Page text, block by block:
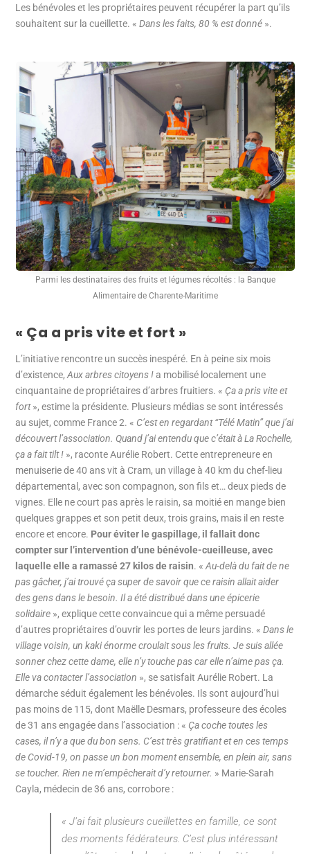
Les bénévoles et les propriétaires peuvent récupérer la part qu’ils
souhaitent sur la cueillette. «Dans les faits, 80 % est donné ».
Parmi les destinataires des fruits et légumes récoltés : la Banque
Alimentaire de Charente-Maritime
« Ça a pris vite et fort »
L’initiative rencontre un succès inespéré. En à peine six mois
d’existence,Aux arbres citoyens !a mobilisé localement une
cinquantaine de propriétaires d’arbres fruitiers. « Ça a pris vite et
fort», estime la présidente. Plusieurs médias se sont intéressés
au sujet, comme France 2. « C’est en regardant ‘‘Télé Matin’’ que j’ai
découvert l’association. Quand j’ai entendu que c’était à La Rochelle,
ça a fait tilt ! », raconte Aurélie Robert. Cette entrepreneure en
menuiserie de 40 ans vit à Cram, un village à 40 km du chef-lieu
départemental, avec son compagnon, son fils et… deux pieds de
vignes. Elle ne court pas après le raisin, sa moitié en mange bien
quelques grappes et son petit deux, trois grains, mais il en reste
encore et encore. Pour éviter le gaspillage, il fallait donc
compter sur l’intervention d’une bénévole-cueilleuse, avec
laquelle elle a ramassé 27 kilos de raisin. «Au-delà du fait de ne
pas gâcher, j’ai trouvé ça super de savoir que ce raisin allait aider
des gens dans le besoin. Il a été distribué dans une épicerie
solidaire », explique cette convaincue qui a même persuadé
d’autres propriétaires d’ouvrir les portes de leurs jardins. «Dans le
village voisin, un kaki énorme croulait sous les fruits. Je suis allée
sonner chez cette dame, elle n’y touche pas car elle n’aime pas ça.
Elle va contacter l’association », se satisfait Aurélie Robert. La
démarche séduit également les bénévoles. Ils sont aujourd’hui
pas moins de 115, dont Maëlle Desmars, professeure des écoles
de 31 ans engagée dans l’association : « Ça coche toutes les
cases, il n’y a que du bon sens. C’est très gratifiant et en ces temps
de Covid-19, on passe un bon moment ensemble, en plein air, sans
se toucher. Rien ne m’empêcherait d’y retourner. » Marie-Sarah
Cayla, médecin de 36 ans, corrobore :
«J’ai fait plusieurs cueillettes en famille, ce sont
des moments fédérateurs. C’est plus intéressant